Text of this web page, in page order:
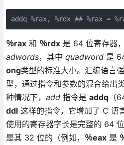
addq %rax, %rdx ## %rax =
％rax和 ％rdx是 64 位寄存器，
adwords，其中 quadword是
ong类型的标准大小。汇编语言
型，通过指令和参数的混合给出
种情况下， add指令是 addq（
ddl这样的指令，它增加了 C 语
使用的寄存器字长是完整的 64
是其 32 位的（例如， ％eax是